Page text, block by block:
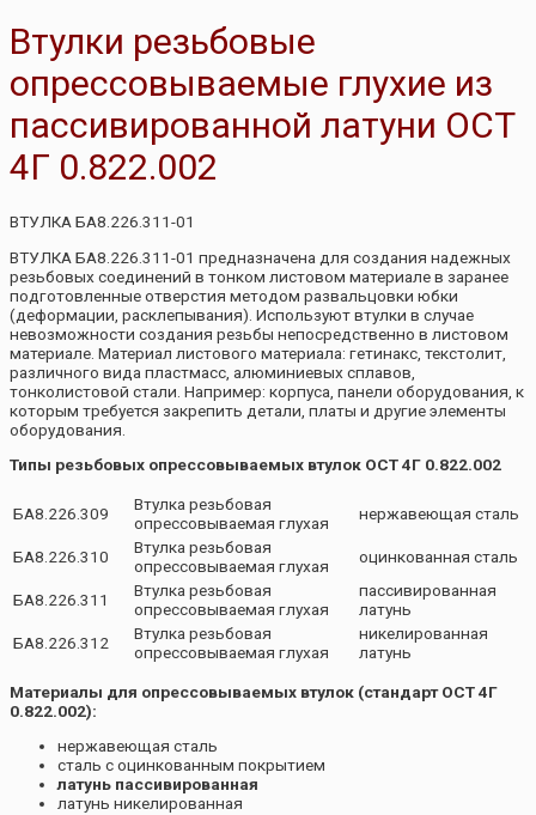
Втулки резьбовые
опрессовываемые глухие из
пассивированной латуни ОСТ
4Г 0.822.002
ВТУЛКА БА8.226.311-01
ВТУЛКА БА8.226.311-01 предназначена для создания надежных
резьбовых соединений в тонком листовом материале в заранее
подготовленные отверстия методом развальцовки юбки
(деформации, расклепывания). Используют втулки в случае
невозможности создания резьбы непосредственно в листовом
материале. Материал листового материала: гетинакс, текстолит,
различного вида пластмасс, алюминиевых сплавов,
тонколистовой стали. Например: корпуса, панели оборудования, к
которым требуется закрепить детали, платы и другие элементы
оборудования.
Типы резьбовых опрессовываемых втулок ОСТ 4Г 0.822.002
БА8.226.309
Втулка резьбовая
опрессовываемая глухая
нержавеющая сталь
БА8.226.310
Втулка резьбовая
опрессовываемая глухая
оцинкованная сталь
БА8.226.311
Втулка резьбовая
опрессовываемая глухая
пассивированная
латунь
БА8.226.312
Втулка резьбовая
опрессовываемая глухая
никелированная
латунь
Материалы для опрессовываемых втулок (стандарт ОСТ 4Г
0.822.002):
нержавеющая сталь
сталь с оцинкованным покрытием
латунь пассивированная
латунь никелированная